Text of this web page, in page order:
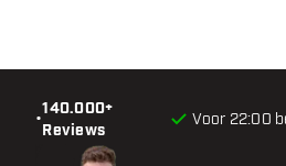
•
140.000+
Reviews
Voor 22:00